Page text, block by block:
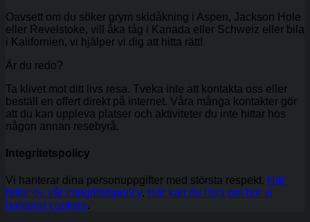
Oavsett om du söker grym skidåkning i Aspen, Jackson Hole
eller Revelstoke, vill åka tåg i Kanada eller Schweiz eller bila
i Kalifornien, vi hjälper vi dig att hitta rätt!
Är du redo?
Ta klivet mot ditt livs resa. Tveka inte att kontakta oss eller
beställ en offert direkt på internet. Våra många kontakter gör
att du kan uppleva platser och aktiviteter du inte hittar hos
någon annan resebyrå.
Integritetspolicy
Vi hanterar dina personuppgifter med största respekt. Här
hittar du vår integritetspolicy. Här kan du läsa om hur vi
hanterar cookies.